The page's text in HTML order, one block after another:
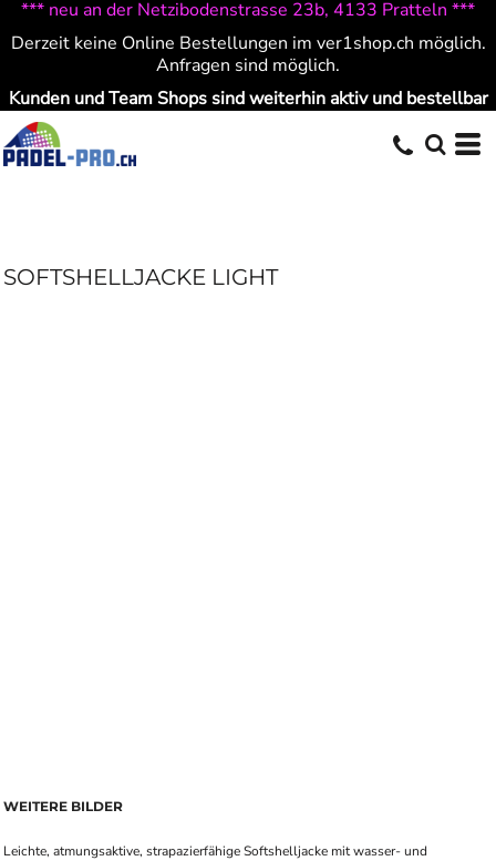
*** neu an der Netzibodenstrasse 23b, 4133 Pratteln ***
Derzeit keine Online Bestellungen im ver1shop.ch möglich.
Anfragen sind möglich.
Kunden und Team Shops sind weiterhin aktiv und bestellbar
SOFTSHELLJACKE LIGHT
WEITERE BILDER
Leichte, atmungsaktive, strapazierfähige Softshelljacke mit wasser- und